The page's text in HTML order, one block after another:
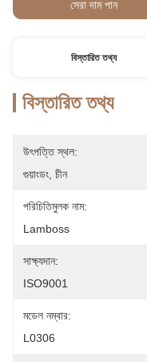
সেরা দাম পান
বিস্তারিত তথ্য
বিস্তারিত তথ্য
উৎপত্তি স্থল:
গুয়াংডং, চীন
পরিচিতিমুলক নাম:
Lamboss
সাক্ষ্যদান:
ISO9001
মডেল নম্বার:
L0306